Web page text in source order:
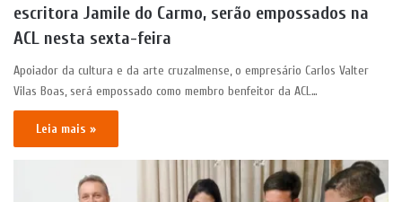
escritora Jamile do Carmo, serão empossados na
ACL nesta sexta-feira
Apoiador da cultura e da arte cruzalmense, o empresário Carlos Valter
Vilas Boas, será empossado como membro benfeitor da ACL…
Leia mais »